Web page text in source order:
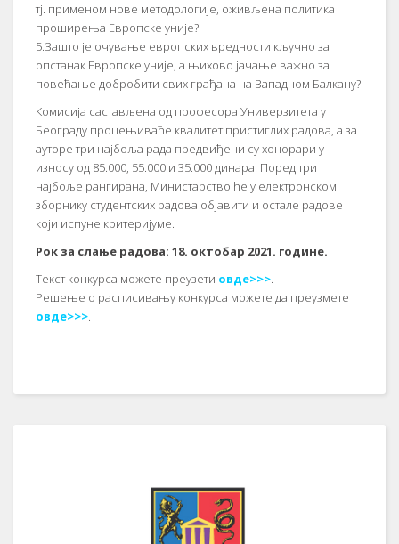
тј. применом нове методологије, оживљена политика
проширења Европске уније?
5.Зашто је очување европских вредности кључно за
опстанак Европске уније, а њихово јачање важно за
повећање добробити свих грађана на Западном Балкану?
Комисија састављена од професора Универзитета у
Београду процењиваће квалитет пристиглих радова, а за
ауторе три најбоља рада предвиђени су хонорари у
износу од 85.000, 55.000 и 35.000 динара. Поред три
најбоље рангирана, Министарство ће у електронском
зборнику студентских радова објавити и остале радове
који испуне критеријуме.
Рок за слање радова: 18. октобар 2021. године.
Текст конкурса можете преузети овде>>>.
Решење о расписивању конкурса можете да преузмете
овде>>>.